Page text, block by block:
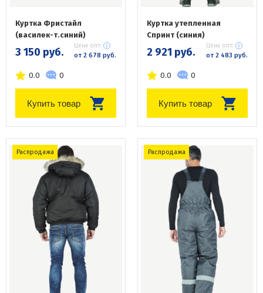
Куртка Фристайл
(василек-т.синий)
3 150 руб. Цена опт:
от 2 678 руб.
0.0 0
Купить товар
Куртка утепленная
Спринт (синия)
2 921 руб. Цена опт:
от 2 483 руб.
0.0 0
Купить товар
Распродажа Распродажа